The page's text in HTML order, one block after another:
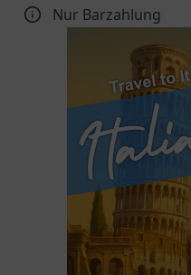
Nur Barzahlung